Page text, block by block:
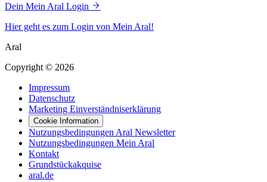
Dein Mein Aral Login
Hier geht es zum Login von Mein Aral!
Aral
Copyright © 2026
Impressum
Datenschutz
Marketing Einverständniserklärung
Cookie Information
Nutzungsbedingungen Aral Newsletter
Nutzungsbedingungen Mein Aral
Kontakt
Grundstückakquise
aral.de